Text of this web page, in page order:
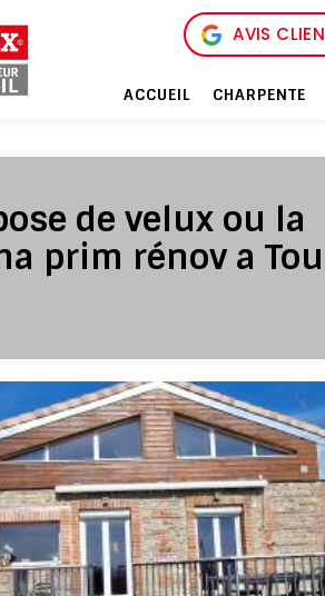
AVIS
ACCUEIL CHARPENTE
de velux ou la
prim rénov a